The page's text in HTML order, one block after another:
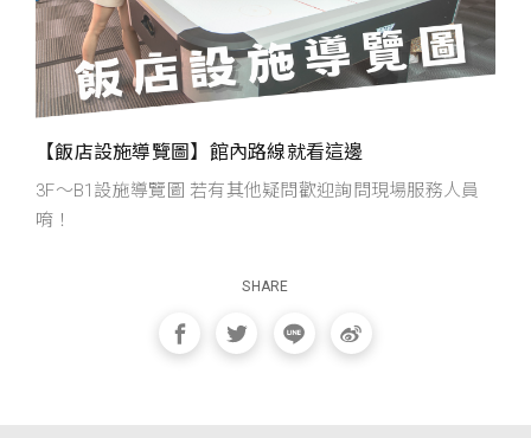
【飯店設施導覽圖】館內路線就看這邊
3F～B1設施導覽圖 若有其他疑問歡迎詢問現場服務人員
唷！
SHARE